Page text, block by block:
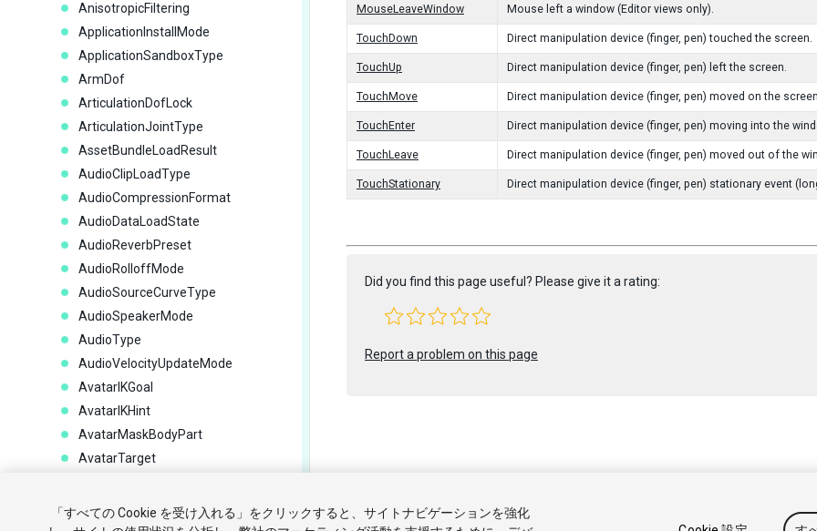
AnisotropicFiltering
ApplicationInstallMode
ApplicationSandboxType
ArmDof
ArticulationDofLock
ArticulationJointType
AssetBundleLoadResult
AudioClipLoadType
AudioCompressionFormat
AudioDataLoadState
AudioReverbPreset
AudioRolloffMode
AudioSourceCurveType
AudioSpeakerMode
AudioType
AudioVelocityUpdateMode
AvatarIKGoal
AvatarIKHint
AvatarMaskBodyPart
AvatarTarget
BodyDof
MouseLeaveWindow Mouse left a window (Editor views only).
TouchDown Direct manipulation device (finger, pen) touched the screen.
TouchUp Direct manipulation device (finger, pen) left the screen.
TouchMove Direct manipulation device (finger, pen) moved on the
TouchEnter Direct manipulation device (finger, pen) moving into the
TouchLeave Direct manipulation device (finger, pen) moved out of the
TouchStationary Direct manipulation device (finger, pen) stationary event
Did you find this page useful? Please give it a rating:
Report a problem on this page
チュートリアル Answers ナレッジベース アセットストア 商標
「すべての Cookie を受け入れる」をクリックすると、サイトナビゲーションを強化